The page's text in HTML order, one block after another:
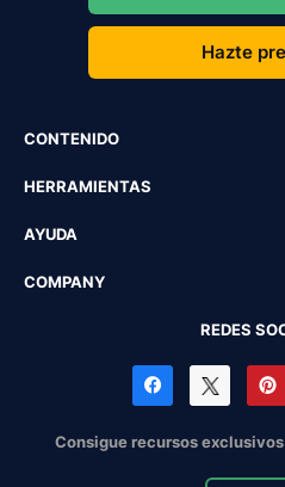
Hazte
CONTENIDO
HERRAMIENTAS
AYUDA
COMPANY
REDES
Consigue recursos